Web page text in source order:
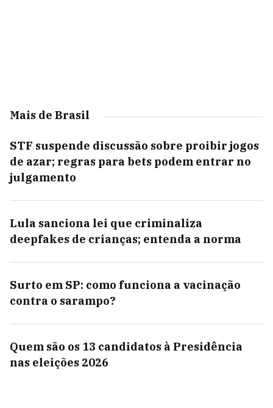
Mais de Brasil
STF suspende discussão sobre proibir jogos
de azar; regras para bets podem entrar no
julgamento
Lula sanciona lei que criminaliza
deepfakes de crianças; entenda a norma
Surto em SP: como funciona a vacinação
contra o sarampo?
Quem são os 13 candidatos à Presidência
nas eleições 2026